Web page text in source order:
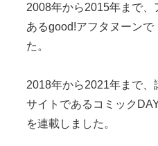
2008年から2015年まで
あるgood!アフタヌーンで
た。
2018年から2021年まで、
サイトであるコミック
を連載しました。